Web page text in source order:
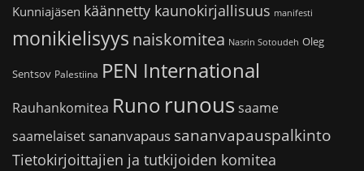
Kunniajäsen käännetty kaunokirjallisuus manifesti
monikielisyys naiskomitea Nasrin Sotoudeh Oleg
Sentsov Palestiina PEN International
Rauhankomitea Runo runoussaame
saamelaiset sananvapaus sananvapauspalkinto
Tietokirjoittajien ja tutkijoiden komitea